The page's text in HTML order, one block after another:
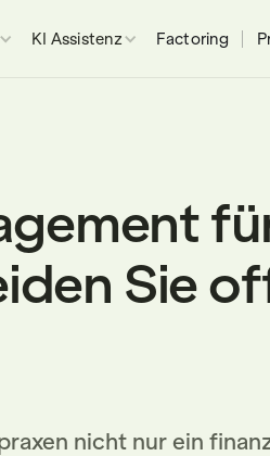
KI Assistenz Factoring
Sie
nicht nur ein